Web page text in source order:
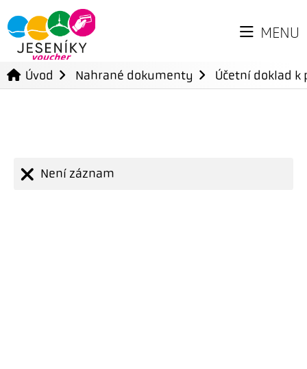
MENU
Úvod Nahrané dokumenty Účetní doklad
Není záznam